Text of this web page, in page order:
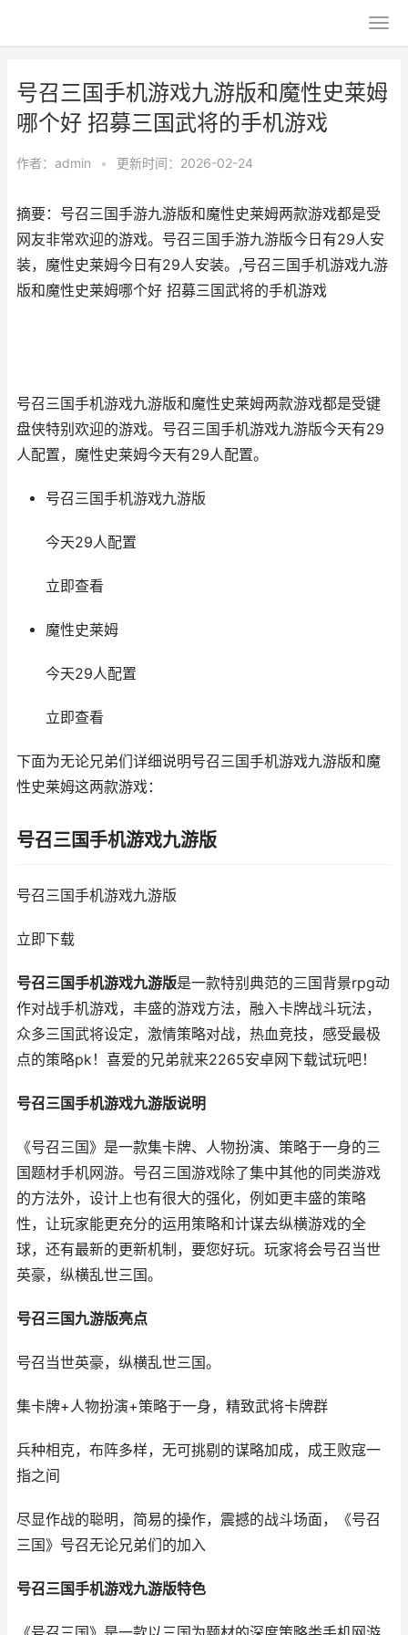
号召三国手机游戏九游版和魔性史莱姆
哪个好 招募三国武将的手机游戏
作者： admin • 更新时间：2026-02-24
摘要：号召三国手游九游版和魔性史莱姆两款游戏都是受
网友非常欢迎的游戏。号召三国手游九游版今日有29人安
装，魔性史莱姆今日有29人安装。,号召三国手机游戏九游
版和魔性史莱姆哪个好 招募三国武将的手机游戏
号召三国手机游戏九游版和魔性史莱姆两款游戏都是受键
盘侠特别欢迎的游戏。号召三国手机游戏九游版今天有29
人配置，魔性史莱姆今天有29人配置。
号召三国手机游戏九游版
今天29人配置
立即查看
魔性史莱姆
今天29人配置
立即查看
下面为无论兄弟们详细说明号召三国手机游戏九游版和魔
性史莱姆这两款游戏：
号召三国手机游戏九游版
号召三国手机游戏九游版
立即下载
号召三国手机游戏九游版是一款特别典范的三国背景rpg动
作对战手机游戏，丰盛的游戏方法，融入卡牌战斗玩法，
众多三国武将设定，激情策略对战，热血竞技，感受最极
点的策略pk！喜爱的兄弟就来2265安卓网下载试玩吧！
号召三国手机游戏九游版说明
《号召三国》是一款集卡牌、人物扮演、策略于一身的三
国题材手机网游。号召三国游戏除了集中其他的同类游戏
的方法外，设计上也有很大的强化，例如更丰盛的策略
性，让玩家能更充分的运用策略和计谋去纵横游戏的全
球，还有最新的更新机制，要您好玩。玩家将会号召当世
英豪，纵横乱世三国。
号召三国九游版亮点
号召当世英豪，纵横乱世三国。
集卡牌+人物扮演+策略于一身，精致武将卡牌群
兵种相克，布阵多样，无可挑剔的谋略加成，成王败寇一
指之间
尽显作战的聪明，简易的操作，震撼的战斗场面，《号召
三国》号召无论兄弟们的加入
号召三国手机游戏九游版特色